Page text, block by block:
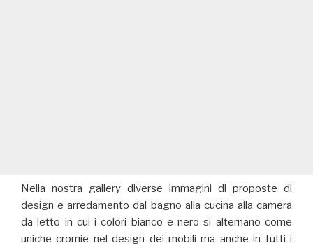
Nella nostra gallery diverse immagini di proposte di
design e arredamento dal bagno alla cucina alla camera
da letto in cui i colori bianco e nero si alternano come
uniche cromie nel design dei mobili ma anche in tutti i